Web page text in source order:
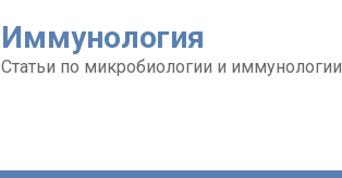
Иммунология
Статьи по микробиологии и иммунологии